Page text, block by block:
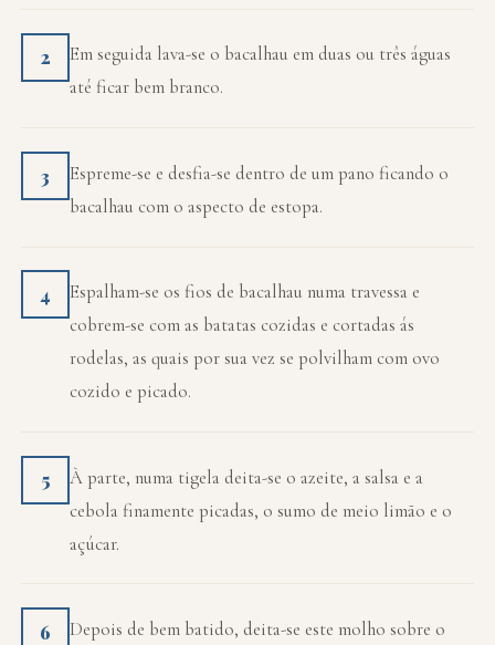
2
Em seguida lava-se o bacalhau em duas ou três águas
até ficar bem branco.
3
Espreme-se e desfia-se dentro de um pano ficando o
bacalhau com o aspecto de estopa.
4
Espalham-se os fios de bacalhau numa travessa e
cobrem-se com as batatas cozidas e cortadas ás
rodelas, as quais por sua vez se polvilham com ovo
cozido e picado.
5
À parte, numa tigela deita-se o azeite, a salsa e a
cebola finamente picadas, o sumo de meio limão e o
açúcar.
6
Depois de bem batido, deita-se este molho sobre o